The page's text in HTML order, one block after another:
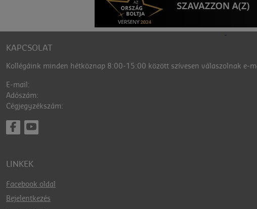
KAPCSOLAT
Kollégáink minden hétköznap 8:00-15:00 között szívesen válaszolnak e-
E-mail:
Adószám:
Cégjegyzékszám:
LINKEK
Facebook oldal
Bejelentkezés